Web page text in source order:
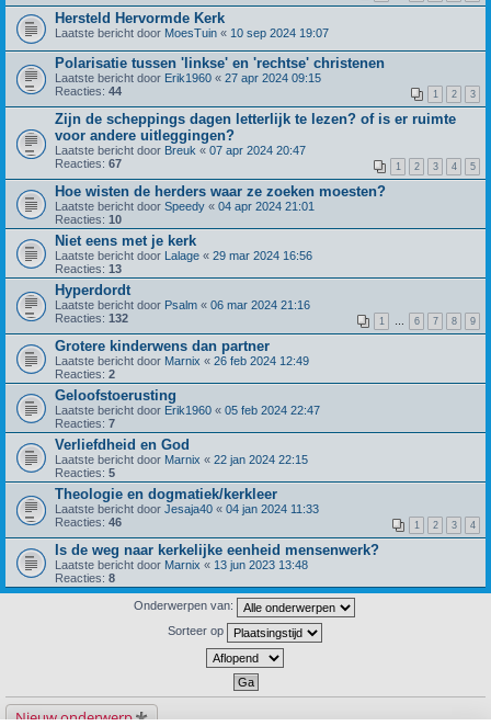
Hersteld Hervormde Kerk
Laatste bericht door MoesTuin « 10 sep 2024 19:07
Polarisatie tussen 'linkse' en 'rechtse' christenen
Laatste bericht door Erik1960 « 27 apr 2024 09:15
Reacties: 44 1 2 3
Zijn de scheppings dagen letterlijk te lezen? of is er ruimte
voor andere uitleggingen?
Laatste bericht door Breuk « 07 apr 2024 20:47
Reacties: 67 1 2 3 4 5
Hoe wisten de herders waar ze zoeken moesten?
Laatste bericht door Speedy « 04 apr 2024 21:01
Reacties: 10
Niet eens met je kerk
Laatste bericht door Lalage « 29 mar 2024 16:56
Reacties: 13
Hyperdordt
Laatste bericht door Psalm « 06 mar 2024 21:16
Reacties: 132 1 6 7 8 9
Grotere kinderwens dan partner
Laatste bericht door Marnix « 26 feb 2024 12:49
Reacties: 2
Geloofstoerusting
Laatste bericht door Erik1960 « 05 feb 2024 22:47
Reacties: 7
Verliefdheid en God
Laatste bericht door Marnix « 22 jan 2024 22:15
Reacties: 5
Theologie en dogmatiek/kerkleer
Laatste bericht door Jesaja40 « 04 jan 2024 11:33
Reacties: 46 1 2 3 4
Is de weg naar kerkelijke eenheid mensenwerk?
Laatste bericht door Marnix « 13 jun 2023 13:48
Reacties: 8
Onderwerpen van:
Sorteer op
Nieuw onderwerp